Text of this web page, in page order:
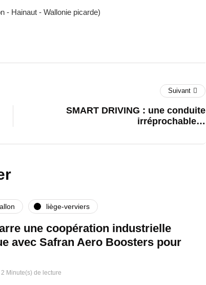
- Hainaut - Wallonie picarde)
Suivant
SMART DRIVING : une conduite
irréprochable…
liège-verviers
une coopération industrielle
avec Safran Aero Boosters pour
2 Minute(s) de lecture